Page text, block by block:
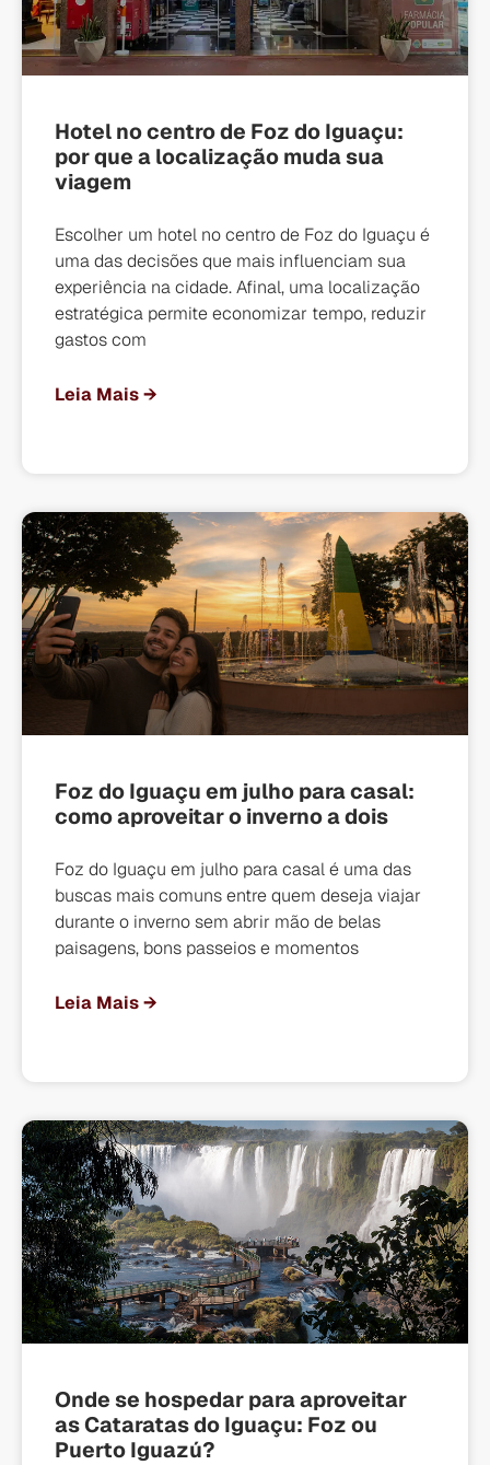
Hotel no centro de Foz do Iguaçu:
por que a localização muda sua
viagem
Escolher um hotel no centro de Foz do Iguaçu é
uma das decisões que mais influenciam sua
experiência na cidade. Afinal, uma localização
estratégica permite economizar tempo, reduzir
gastos com
Leia Mais →
Foz do Iguaçu em julho para casal:
como aproveitar o inverno a dois
Foz do Iguaçu em julho para casal é uma das
buscas mais comuns entre quem deseja viajar
durante o inverno sem abrir mão de belas
paisagens, bons passeios e momentos
Leia Mais →
Onde se hospedar para aproveitar
as Cataratas do Iguaçu: Foz ou
Puerto Iguazú?